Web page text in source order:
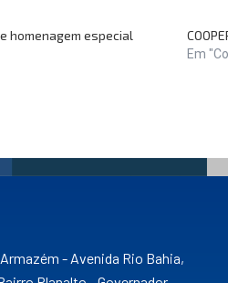
homenagem especial
Em
- Avenida Rio Bahia,